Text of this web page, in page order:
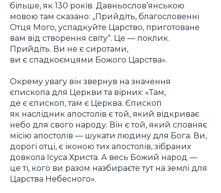
більше, як 130 років. Давньослов’янською
мовою там сказано: „Прийдіть, благословенні
Отця Мого, успадкуйте Царство, приготоване
вам від створення світу“. Це — поклик.
Прийдіть. Ви не є сиротами,
ви є спадкоємцями Божого Царства».
Окрему увагу він звернув на значення
єпископа для Церкви та вірних: «Там,
де є єпископ, там є Церква. Єпископ
як наслідник апостолів є той, який відкриває
небо для свого народу. Він є той, який сповняє
місію апостолів — шукати людину для Бога. Ви,
дорогі отці, є іконою тих апостолів, зібраних
довкола Ісуса Христа. А весь Божий народ —
це ті, кого ви разом назбираєте тут на землі для
Царства Небесного».